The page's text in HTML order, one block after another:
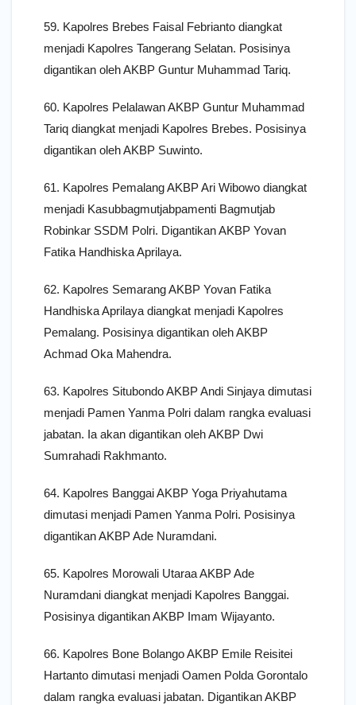
59. Kapolres Brebes Faisal Febrianto diangkat
menjadi Kapolres Tangerang Selatan. Posisinya
digantikan oleh AKBP Guntur Muhammad Tariq.
60. Kapolres Pelalawan AKBP Guntur Muhammad
Tariq diangkat menjadi Kapolres Brebes. Posisinya
digantikan oleh AKBP Suwinto.
61. Kapolres Pemalang AKBP Ari Wibowo diangkat
menjadi Kasubbagmutjabpamenti Bagmutjab
Robinkar SSDM Polri. Digantikan AKBP Yovan
Fatika Handhiska Aprilaya.
62. Kapolres Semarang AKBP Yovan Fatika
Handhiska Aprilaya diangkat menjadi Kapolres
Pemalang. Posisinya digantikan oleh AKBP
Achmad Oka Mahendra.
63. Kapolres Situbondo AKBP Andi Sinjaya dimutasi
menjadi Pamen Yanma Polri dalam rangka evaluasi
jabatan. Ia akan digantikan oleh AKBP Dwi
Sumrahadi Rakhmanto.
64. Kapolres Banggai AKBP Yoga Priyahutama
dimutasi menjadi Pamen Yanma Polri. Posisinya
digantikan AKBP Ade Nuramdani.
65. Kapolres Morowali Utaraa AKBP Ade
Nuramdani diangkat menjadi Kapolres Banggai.
Posisinya digantikan AKBP Imam Wijayanto.
66. Kapolres Bone Bolango AKBP Emile Reisitei
Hartanto dimutasi menjadi Oamen Polda Gorontalo
dalam rangka evaluasi jabatan. Digantikan AKBP